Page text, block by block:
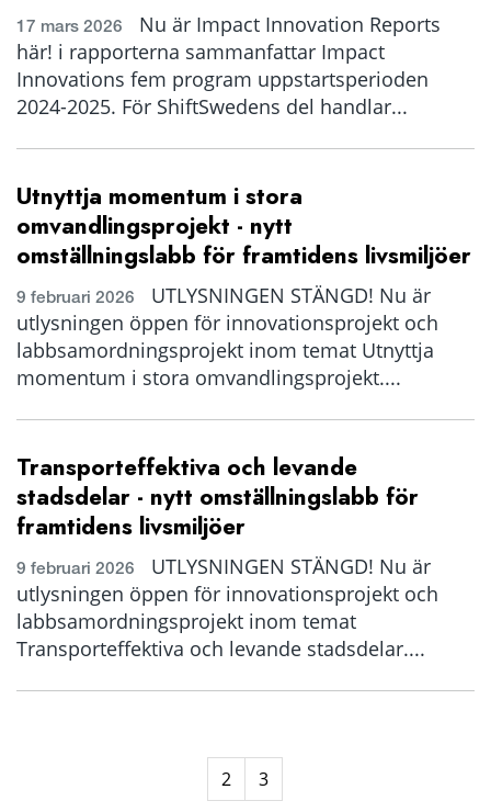
17 mars 2026
Nu är Impact Innovation Reports
här! i rapporterna sammanfattar Impact
Innovations fem program uppstartsperioden
2024-2025. För ShiftSwedens del handlar...
Utnyttja momentum i stora
omvandlingsprojekt - nytt
omställningslabb för framtidens livsmiljöer
9 februari 2026
UTLYSNINGEN STÄNGD! Nu är
utlysningen öppen för innovationsprojekt och
labbsamordningsprojekt inom temat Utnyttja
momentum i stora omvandlingsprojekt....
Transporteffektiva och levande
stadsdelar - nytt omställningslabb för
framtidens livsmiljöer
9 februari 2026
UTLYSNINGEN STÄNGD! Nu är
utlysningen öppen för innovationsprojekt och
labbsamordningsprojekt inom temat
Transporteffektiva och levande stadsdelar....
2 3